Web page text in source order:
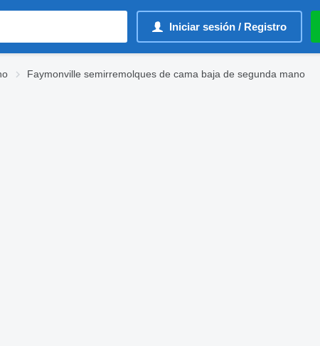
Iniciar sesión / Registro
Faymonville semirremolques de cama baja de segunda mano